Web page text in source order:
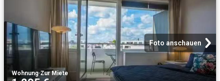
Foto anschauen
Wohnung·Zur Miete